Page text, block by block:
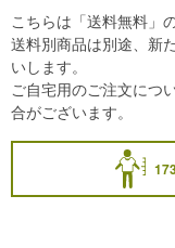
こちらは「送料無料」
送料別商品は別途、新
いします。
ご自宅用のご注文につ
合がございます。